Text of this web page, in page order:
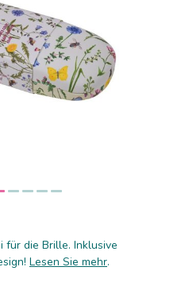
für die Brille. Inklusive
Lesen Sie mehr.